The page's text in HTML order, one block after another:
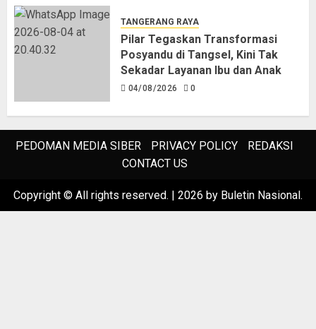
TANGERANG RAYA
Pilar Tegaskan Transformasi
Posyandu di Tangsel, Kini Tak
Sekadar Layanan Ibu dan Anak
04/08/2026 0
PEDOMAN MEDIA SIBER PRIVACY POLICY
REDAKSI
CONTACT US
Copyright © All rights reserved. 2026 by Buletin Nasional.